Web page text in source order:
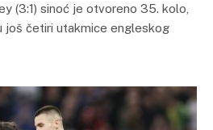
(3:1) sinoć je otvoreno 35. kolo,
još četiri utakmice engleskog